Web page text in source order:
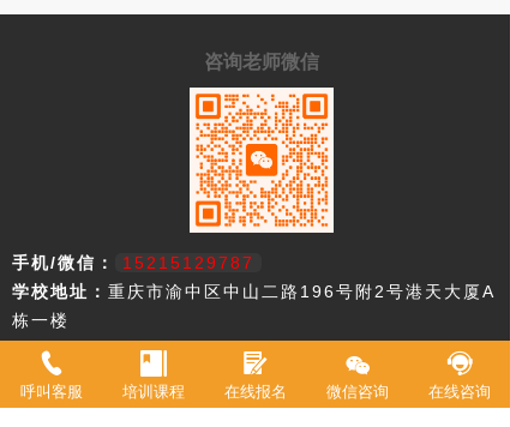
呼叫客服 培训课程 在线报名 微信咨询 在线咨询
咨询老师微信
手机/微信：
15215129787
学校地址： 重庆市渝中区中山二路196号附2号港天大厦A
栋一楼
重庆市欧艺职业技能培训学校，18年来专注西点技术教育，近年来迅速
升级为综合型职业学校。2021年被评定为职业技能等级鉴定机构。 我